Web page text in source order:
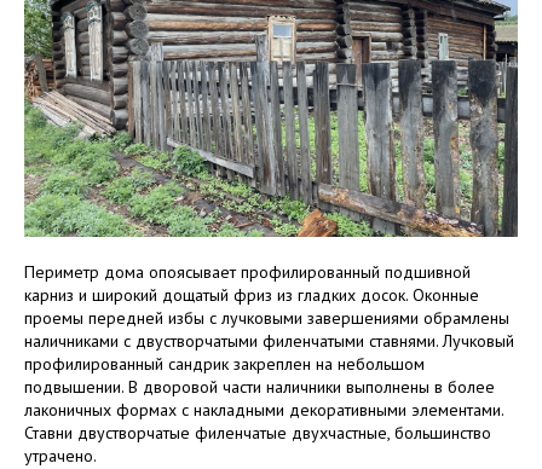
Периметр дома опоясывает профилированный подшивной
карниз и широкий дощатый фриз из гладких досок. Оконные
проемы передней избы с лучковыми завершениями обрамлены
наличниками с двустворчатыми филенчатыми ставнями. Лучковый
профилированный сандрик закреплен на небольшом
подвышении. В дворовой части наличники выполнены в более
лаконичных формах с накладными декоративными элементами.
Ставни двустворчатые филенчатые двухчастные, большинство
утрачено.